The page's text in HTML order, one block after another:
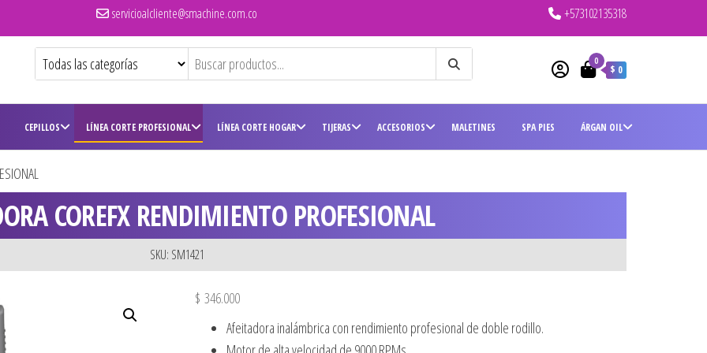
servicioalcliente@smachine.com.co +573102135318
0
$ 0
CEPILLOS LÍNEA CORTE PROFESIONAL LÍNEA CORTE HOGAR TIJERAS ACCESORIOS MALETINES SPA PIES ÁRGAN OIL
COREFX RENDIMIENTO PROFESIONAL
SKU: SM1421
$ 346.000
Afeitadora inalámbrica con rendimiento profesional de doble rodillo.